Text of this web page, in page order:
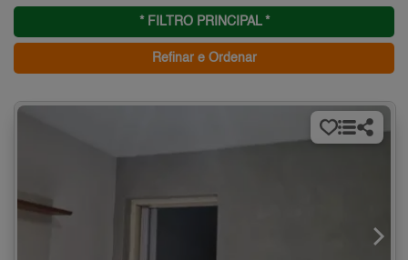
* FILTRO PRINCIPAL *
Refinar e Ordenar